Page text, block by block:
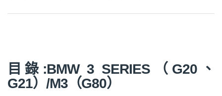
目錄:BMW 3 SERIES（G20、
G21）/M3（G80）